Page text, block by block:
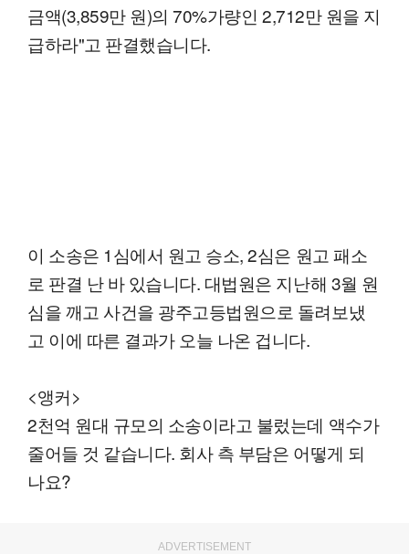
금액(3,859만 원)의 70%가량인 2,712만 원을 지
급하라"고 판결했습니다.
이 소송은 1심에서 원고 승소, 2심은 원고 패소
로 판결 난 바 있습니다. 대법원은 지난해 3월 원
심을 깨고 사건을 광주고등법원으로 돌려보냈
고 이에 따른 결과가 오늘 나온 겁니다.
<앵커>
2천억 원대 규모의 소송이라고 불렀는데 액수가
줄어들 것 같습니다. 회사 측 부담은 어떻게 되
나요?
ADVERTISEMENT